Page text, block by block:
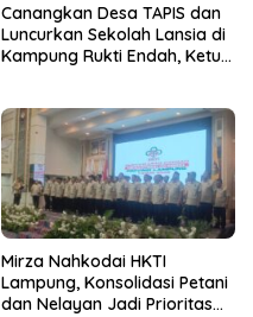
Canangkan Desa TAPIS dan
Luncurkan Sekolah Lansia di
Kampung Rukti Endah, Ketua
dari Desa
Mirza Nahkodai HKTI
Lampung, Konsolidasi Petani
dan Nelayan Jadi Prioritas